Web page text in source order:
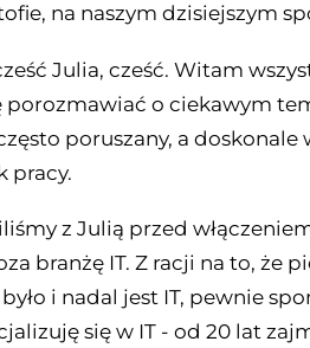
na naszym dzisiejszym
Julia, cześć. Witam
o ciekawym
poruszany, a doskonale
pracy.
z Julią przed
branżę IT. Z racji na to, że
i nadal jest IT, pewnie
się w IT - od 20 lat